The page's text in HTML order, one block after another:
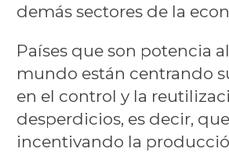
demás sectores de la
Países que son potencia
mundo están centrando
en el control y la
desperdicios, es decir,
incentivando la